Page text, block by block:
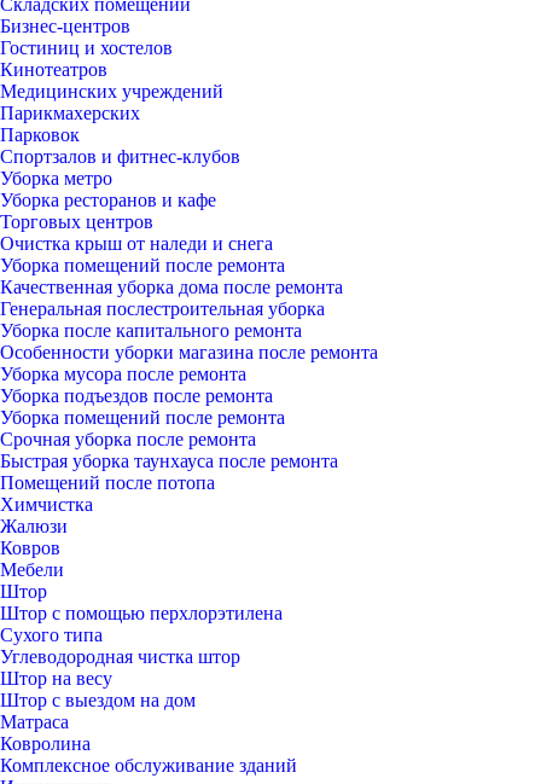
Складских помещений
Бизнес-центров
Гостиниц и хостелов
Кинотеатров
Медицинских учреждений
Парикмахерских
Парковок
Спортзалов и фитнес-клубов
Уборка метро
Уборка ресторанов и кафе
Торговых центров
Очистка крыш от наледи и снега
Уборка помещений после ремонта
Качественная уборка дома после ремонта
Генеральная послестроительная уборка
Уборка после капитального ремонта
Особенности уборки магазина после ремонта
Уборка мусора после ремонта
Уборка подъездов после ремонта
Уборка помещений после ремонта
Срочная уборка после ремонта
Быстрая уборка таунхауса после ремонта
Помещений после потопа
Химчистка
Жалюзи
Ковров
Мебели
Штор
Штор с помощью перхлорэтилена
Сухого типа
Углеводородная чистка штор
Штор на весу
Штор с выездом на дом
Матраса
Ковролина
Комплексное обслуживание зданий